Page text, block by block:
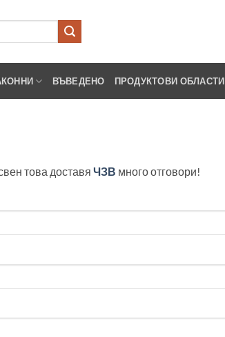
ВЪВЕДЕНО ПРОДУКТОВИ ОБЛАСТИ
това доставя ЧЗВ много отговори!